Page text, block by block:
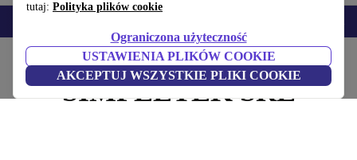
tutaj: Polityka plików cookie
Ograniczona użyteczność
USTAWIENIA PLIKÓW COOKIE
AKCEPTUJ WSZYSTKIE PLIKI COOKIE
SIMPLETEK SRL